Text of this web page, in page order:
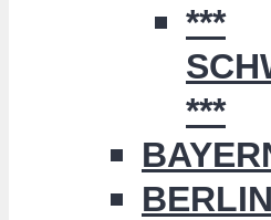
***
***
BERLIN